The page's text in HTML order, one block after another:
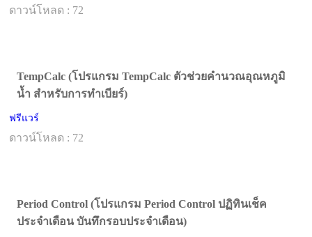
ดาวน์โหลด : 72
TempCalc (โปรแกรม TempCalc ตัวช่วยคำนวณอุณหภูมิ
น้ำ สำหรับการทำเบียร์)
ฟรีแวร์
ดาวน์โหลด : 72
Period Control (โปรแกรม Period Control ปฏิทินเช็ค
ประจำเดือน บันทึกรอบประจำเดือน)